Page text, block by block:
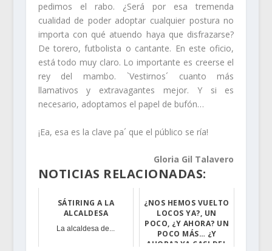
pedimos el rabo. ¿Será por esa tremenda
cualidad de poder adoptar cualquier postura no
importa con qué atuendo haya que disfrazarse?
De torero, futbolista o cantante. En este oficio,
está todo muy claro. Lo importante es creerse el
rey del mambo. `Vestirnos´ cuanto más
llamativos y extravagantes mejor. Y si es
necesario, adoptamos el papel de bufón…
¡Ea, esa es la clave pa´ que el público se ría!
Gloria Gil Talavero
NOTICIAS RELACIONADAS:
SÁTIRING A LA
ALCALDESA
La alcaldesa de...
¿NOS HEMOS VUELTO
LOCOS YA?, UN
POCO, ¿Y AHORA? UN
POCO MÁS… ¿Y
AHORA? YA CASI DEL